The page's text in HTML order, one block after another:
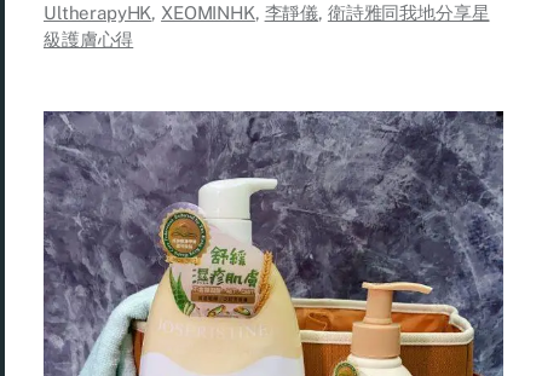
UltherapyHK, XEOMINHK, 李靜儀, 衛詩雅同我地分享星
級護膚心得